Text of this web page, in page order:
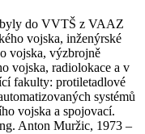
byly do VVTŠ z VAAZ
vojska, inženýrské
vojska, výzbrojně
vojska, radiolokace a v
fakulty: protiletadlové
systémů
vojska a spojovací.
Anton Muržic, 1973 –